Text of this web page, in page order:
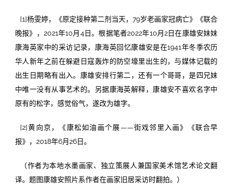
[1]杨雯婷，《原定接种第二剂当天，79岁老画家冠病亡》《联合
晚报》，2021年10月4日。根据笔者2022年10月2日在康雄安妹妹
康海英家中的采访记录，康海英回忆康雄安是在1941年冬季农历
华人新年之前在躲避日寇轰炸的防空壕里出生的，与媒体记载的
出生日期略有出入。康雄安排行第二，还有一个哥哥，是四兄妹
中唯一没有从事艺术的。另据康海英解释，康雄安不喜欢名字中
原有的松字，感觉俗气，遂改为雄字。
[2]黄向京，《康松如油画个展——街戏邻里入画》《联合早
报》，2018年6月26日。
（作者为本地水墨画家、独立策展人兼国家美术馆艺术论文翻
译。题图康雄安照片系作者在画家旧居采访时翻拍。）